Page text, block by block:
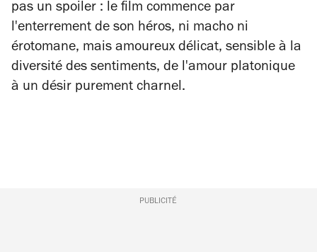
pas un spoiler : le film commence par
l'enterrement de son héros, ni macho ni
érotomane, mais amoureux délicat, sensible à la
diversité des sentiments, de l'amour platonique
à un désir purement charnel.
PUBLICITÉ